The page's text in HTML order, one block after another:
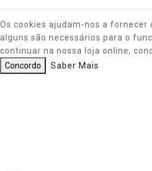
Os cookies ajudam-nos a fornecer
alguns são necessários para o
continuar na nossa loja online,
Concordo
Saber Mais